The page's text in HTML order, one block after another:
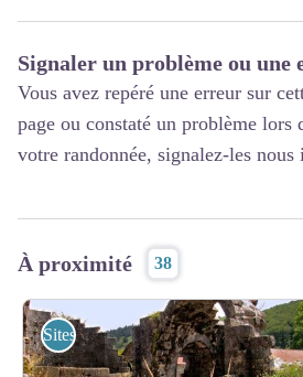
Signaler un problème ou une
Vous avez repéré une erreur sur
page ou constaté un problème lors
votre randonnée, signalez-les nous
À proximité 38
Sites de visites